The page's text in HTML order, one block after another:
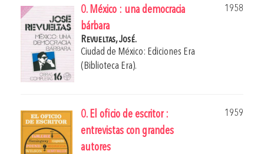
0. México : una democracia
bárbara
1958
Revueltas, José.
Ciudad de México: Ediciones Era
(Biblioteca Era).
0. El oficio de escritor :
entrevistas con grandes
autores
1959